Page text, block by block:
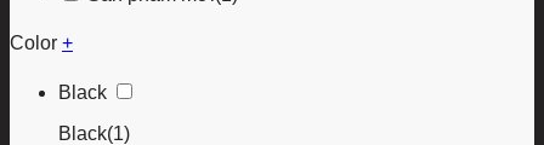
Color +
Black
Black(1)